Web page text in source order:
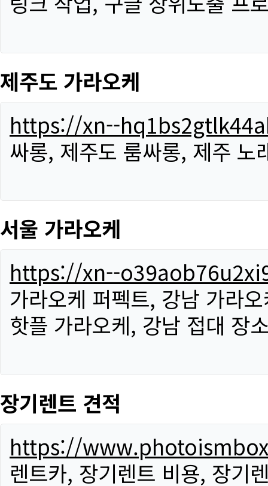
제주도 가라오케
https://xn--
싸롱, 제주도 룸싸롱, 제주 노
서울 가라오케
https://xn--
가라오케 퍼펙트, 강남 가라
핫플 가라오케, 강남 접대 장
장기렌트 견적
https://
렌트카, 장기렌트 비용, 장기